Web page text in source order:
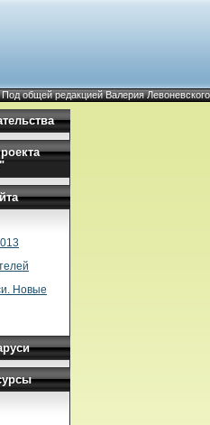
Под общей редакцией Валерия Левоневского
Новые